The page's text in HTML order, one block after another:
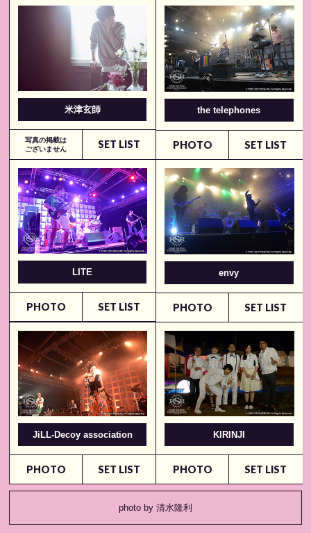
米津玄師
写真の掲載は
ございません
SET LIST
the telephones
PHOTO SET LIST
LITE
PHOTO SET LIST
envy
PHOTO SET LIST
JiLL-Decoy association
PHOTO SET LIST
KIRINJI
PHOTO SET LIST
photo by 清水隆利